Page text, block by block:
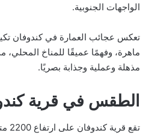
الواجهات الجنوبية.
تعكس عجائب العمارة في كندوفان
ماهرة، وفهمًا عميقًا للمناخ
مذهلة وعملية وجذابة بصريًا.
الطقس في قرية